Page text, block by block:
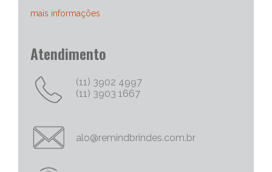
mais informações
eficazes para iniciar uma conversa com um
corporativo, quanto mais exclusivo e
personalizado, melhor será o “quebra do gelo”,
e abrirá mais espaço para tratativas
Chame Mais Atenção com Brinde Corporativos
Personalizados Criativos
Atendimento
(11) 3902 4997
(11) 3903 1667
alo@remindbrindes.com.br